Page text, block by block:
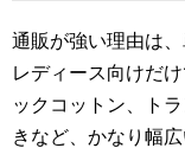
通販が強い理由は
レディース向けだ
ックコットン、ト
きなど、かなり幅